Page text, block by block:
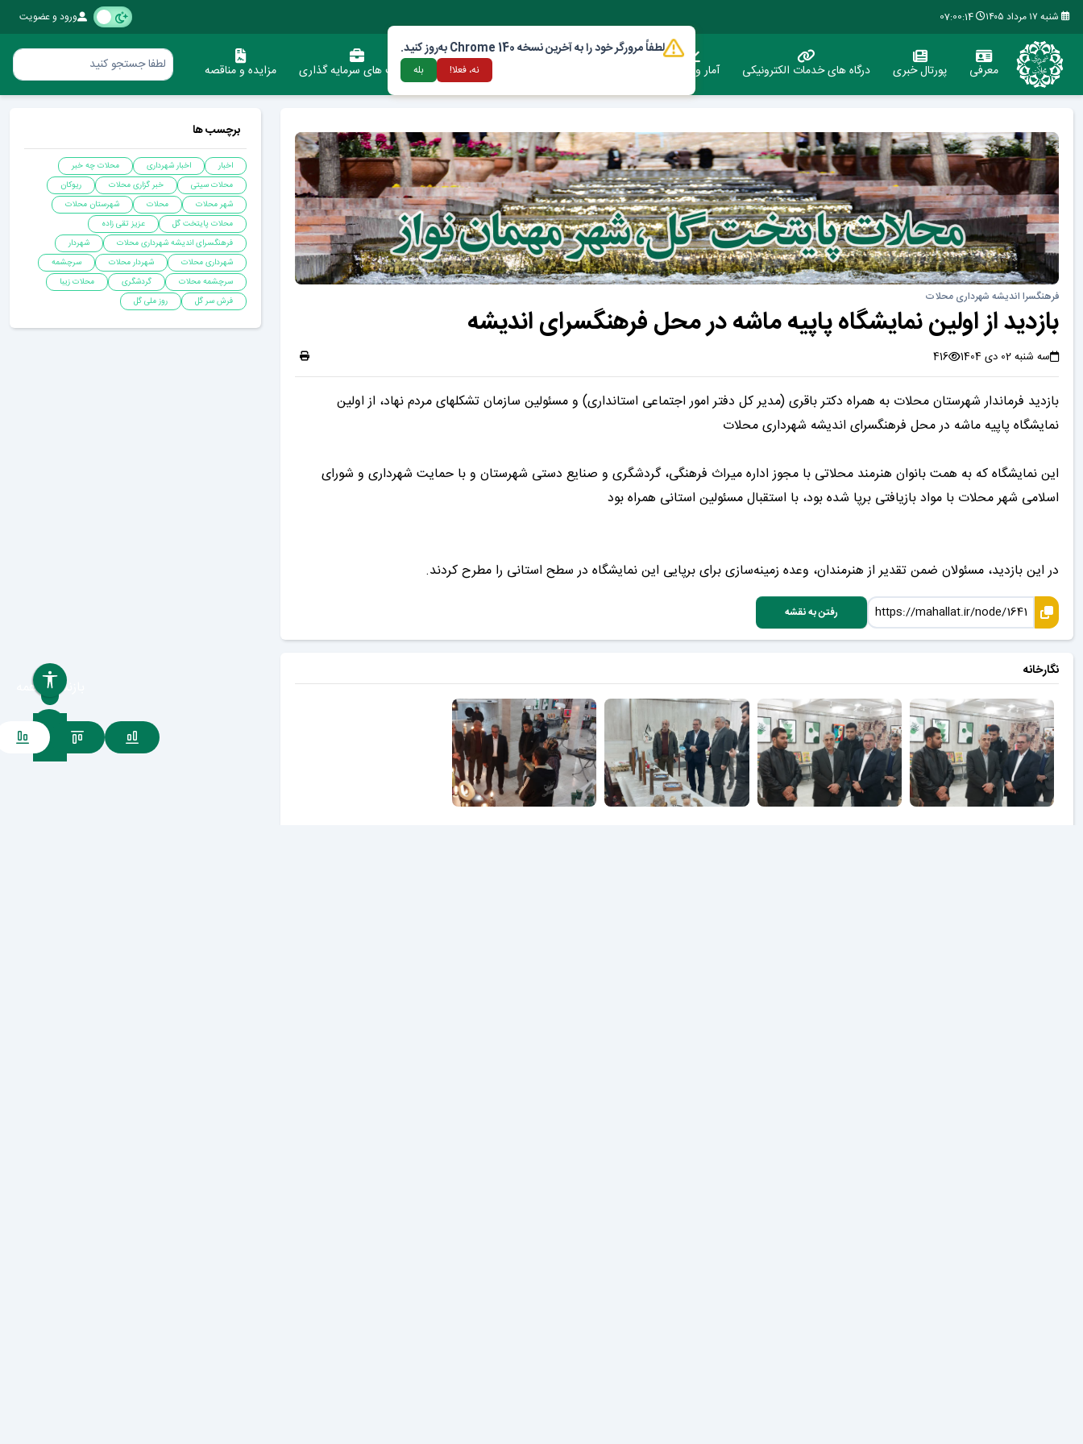
شنبه ۱۷ مرداد ۱۴۰۵ 07:00:15 ورود و عضویت
معرفی پورتال خبری درگاه های خدمات الکترونیکی آمار وعملکرد ارتباط با شهرداری فرصت های سرمایه گذاری مزایده و مناقصه
فرهنگسرا اندیشه شهرداری محلات
بازدید از اولین نمایشگاه پاپیه ماشه در محل فرهنگسرای اندیشه
سه شنبه 02 دی 1404 416
بازدید فرماندار شهرستان محلات به همراه دکتر باقری (مدیر کل دفتر امور اجتماعی استانداری) و مسئولین سازمان تشکلهای مردم نهاد، از اولین
نمایشگاه پاپیه ماشه در محل فرهنگسرای اندیشه شهرداری محلات
این نمایشگاه که به همت بانوان هنرمند محلاتی با مجوز اداره میراث فرهنگی، گردشگری و صنایع دستی شهرستان و با حمایت شهرداری و شورای
اسلامی شهر محلات با مواد بازیافتی برپا شده بود، با استقبال مسئولین استانی همراه بود
در این بازدید، مسئولان ضمن تقدیر از هنرمندان، وعده زمینه‌سازی برای برپایی این نمایشگاه در سطح استانی را مطرح کردند.
رفتن به نقشه
نگارخانه
برچسب ها
اخبار اخبار شهرداری
محلات چه خبر
محلات سیتی
خبر گزاری محلات
ریوکان
شهر محلات
محلات
شهرستان محلات
محلات پایتخت گل
عزیز تقی زاده
فرهنگسرای اندیشه شهرداری محلات
شهردار
شهرداری محلات
شهردار محلات
سرچشمه
سرچشمه محلات
گردشگری
محلات زیبا
فرش سر گل
روز ملی گل
لطفاً مرورگر خود را به آخرین نسخه Chrome 140 به‌روز کنید.
نه، فعلا! بله
بازنشانی همه